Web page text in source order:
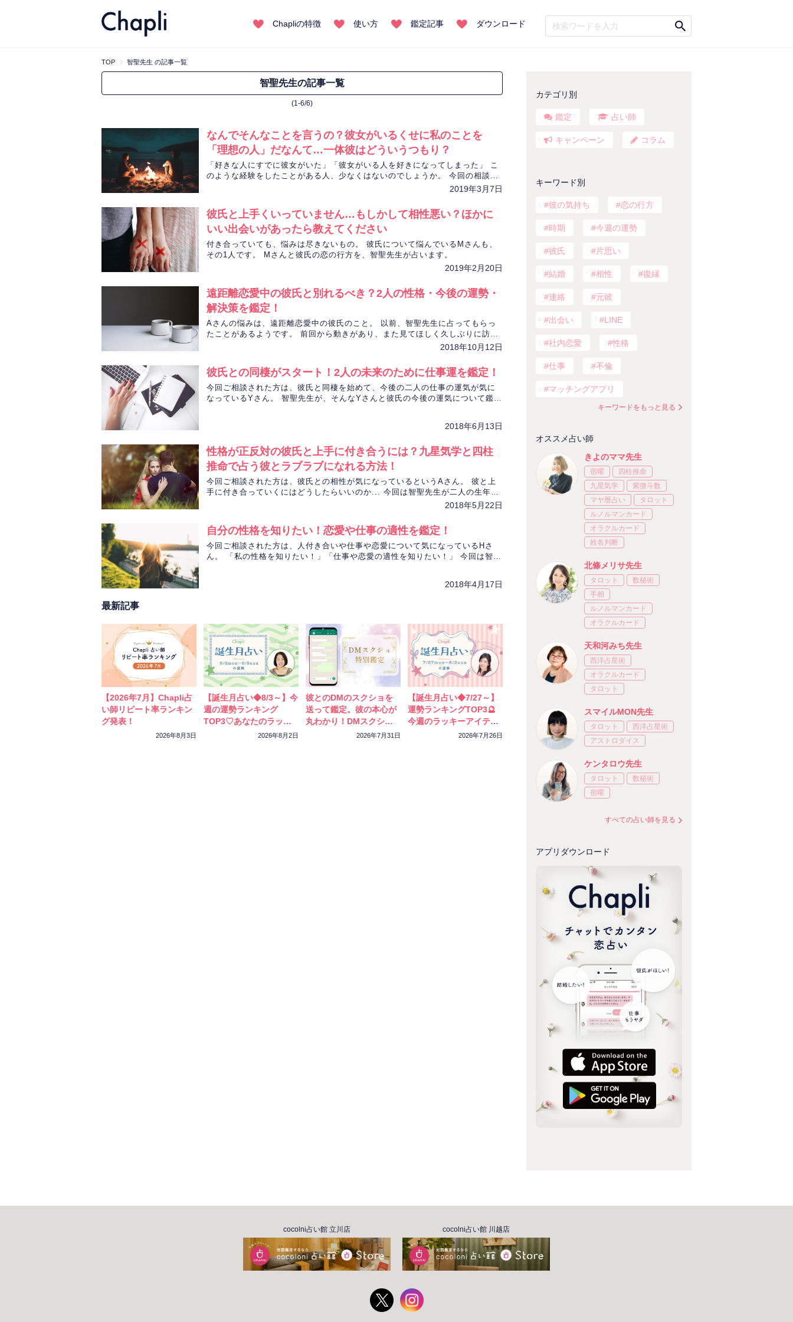
Chapliの特徴 使い方 鑑定記事 ダウンロード
TOP 智聖先生 の記事一覧
智聖先生の記事一覧
(1-6/6)
なんでそんなことを言うの？彼女がいるくせに私のことを
「理想の人」だなんて…一体彼はどういうつもり？
「好きな人にすでに彼女がいた」「彼女がいる人を好きになってしまった」 こ
のような経験をしたことがある人、少なくはないのでしょうか。 今回の相談者
Lさんもその中の1人。 チャット占い「Chapli」の智聖先生がLさんと彼の相
2019年3月7日
彼氏と上手くいっていません…もしかして相性悪い？ほかに
いい出会いがあったら教えてください
付き合っていても、悩みは尽きないもの。 彼氏について悩んでいるMさんも、
その1人です。 Mさんと彼氏の恋の行方を、智聖先生が占います。
2019年2月20日
遠距離恋愛中の彼氏と別れるべき？2人の性格・今後の運勢・
解決策を鑑定！
Aさんの悩みは、遠距離恋愛中の彼氏のこと。 以前、智聖先生に占ってもらっ
たことがあるようです。 前回から動きがあり、また見てほしく久しぶりに訪れ
2018年10月12日
彼氏との同棲がスタート！2人の未来のために仕事運を鑑定！
今回ご相談された方は、彼氏と同棲を始めて、今後の二人の仕事の運気が気に
なっているYさん。 智聖先生が、そんなYさんと彼氏の今後の運気について鑑定
2018年6月13日
性格が正反対の彼氏と上手に付き合うには？九星気学と四柱
推命で占う彼とラブラブになれる方法！
今回ご相談された方は、彼氏との相性が気になっているというAさん。 彼と上
手に付き合っていくにはどうしたらいいのか... 今回は智聖先生が二人の生年月
2018年5月22日
自分の性格を知りたい！恋愛や仕事の適性を鑑定！
今回ご相談された方は、人付き合いや仕事や恋愛について気になっているHさ
ん。 「私の性格を知りたい！」「仕事や恋愛の適性を知りたい！」 今回は智聖
2018年4月17日
最新記事
【2026年7月】Chapli占
い師リピート率ランキン
グ発表！
2026年8月3日
【誕生月占い◆8/3～】今
週の運勢ランキング
TOP3♡あなたのラッキ
ーカラーをチェック！
2026年8月2日
彼とのDMのスクショを
送って鑑定。彼の本心が
丸わかり！DMスクショ
特別鑑定をスタートしま
2026年7月31日
【誕生月占い◆7/27～】
運勢ランキングTOP3🔮
今週のラッキーアイテム
2026年7月26日
カテゴリ別
鑑定 占い師
キャンペーン コラム
キーワード別
彼の気持ち 恋の行方
時期 今週の運勢
彼氏 片思い
結婚 相性 復縁
連絡 元彼
出会い LINE
社内恋愛 性格
仕事 不倫
マッチングアプリ
キーワードをもっと見る
オススメ占い師
きよのママ先生
宿曜
四柱推命
九星気学
紫微斗数
マヤ暦占い
タロット
ルノルマンカード
オラクルカード
姓名判断
北條メリサ先生
タロット
数秘術
手相
ルノルマンカード
オラクルカード
天和河みち先生
西洋占星術
オラクルカード
タロット
スマイルMON先生
タロット
西洋占星術
アストロダイス
ケンタロウ先生
タロット
数秘術
宿曜
すべての占い師を見る
アプリダウンロード
cocolni占い館 立川店 cocolni占い館 川越店